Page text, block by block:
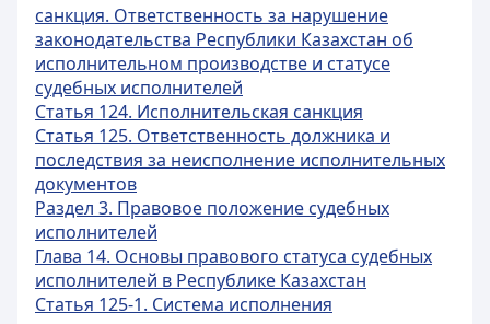
санкция. Ответственность за нарушение
законодательства Республики Казахстан об
исполнительном производстве и статусе
судебных исполнителей
Статья 124. Исполнительская санкция
Статья 125. Ответственность должника и
последствия за неисполнение исполнительных
документов
Раздел 3. Правовое положение судебных
исполнителей
Глава 14. Основы правового статуса судебных
исполнителей в Республике Казахстан
Статья 125-1. Система исполнения